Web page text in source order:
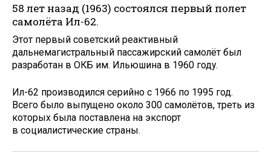
58 лет назад (1963) состоялся первый полет
самолёта Ил-62.
Этот первый советский реактивный
дальнемагистральный пассажирский самолёт был
разработан в ОКБ им. Ильюшина в 1960 году.
Ил-62 производился серийно с 1966 по 1995 год.
Всего было выпущено около 300 самолётов, треть из
которых была поставлена на экспорт
в социалистические страны.